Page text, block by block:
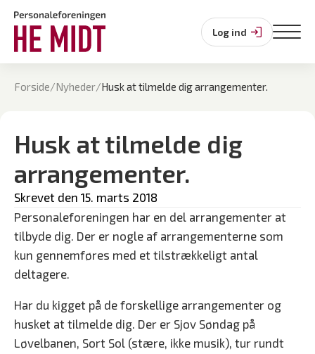
Log ind
Forside/Nyheder/Husk at tilmelde dig arrangementer.
Husk at tilmelde dig
arrangementer.
Skrevet den 15. marts 2018
Personaleforeningen har en del arrangementer at
tilbyde dig. Der er nogle af arrangementerne som
kun gennemføres med et tilstrækkeligt antal
deltagere.
Har du kigget på de forskellige arrangementer og
husket at tilmelde dig. Der er Sjov Søndag på
Løvelbanen, Sort Sol (stære, ikke musik), tur rundt